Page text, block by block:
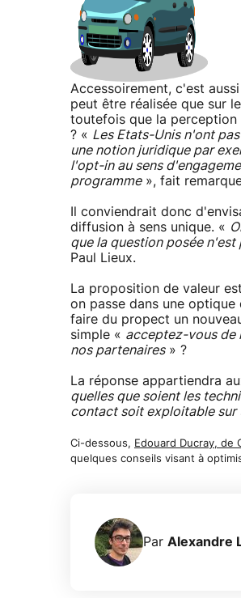
Accessoirement, c'est
peut être réalisée que sur
toutefois que la perception
? « Les Etats-Unis n'ont
une notion juridique par
l'opt-in au sens
programme», fait
Il conviendrait donc
diffusion à sens unique. «
que la question posée
Paul Lieux.
La proposition de valeur
on passe dans une
faire du propect un
simple « acceptez-vous de
nos partenaires» ?
La réponse appartiendra
quelles que soient les
contact soit exploitable sur
Ci-dessous, Edouard Ducray, de
quelques conseils visant à
Par Alexandre